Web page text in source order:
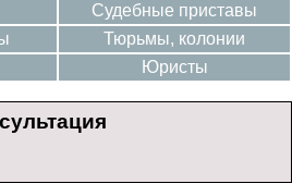
Судебные приставы
Тюрьмы, колонии
Юристы